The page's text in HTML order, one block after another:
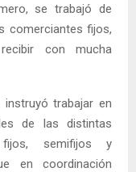
se trabajó de
comerciantes fijos,
con mucha
instruyó trabajar en
de las distintas
fijos, semifijos y
en coordinación